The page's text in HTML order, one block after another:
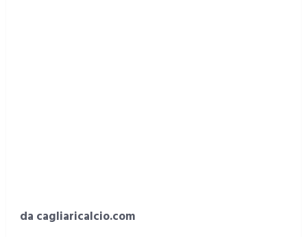
da cagliaricalcio.com